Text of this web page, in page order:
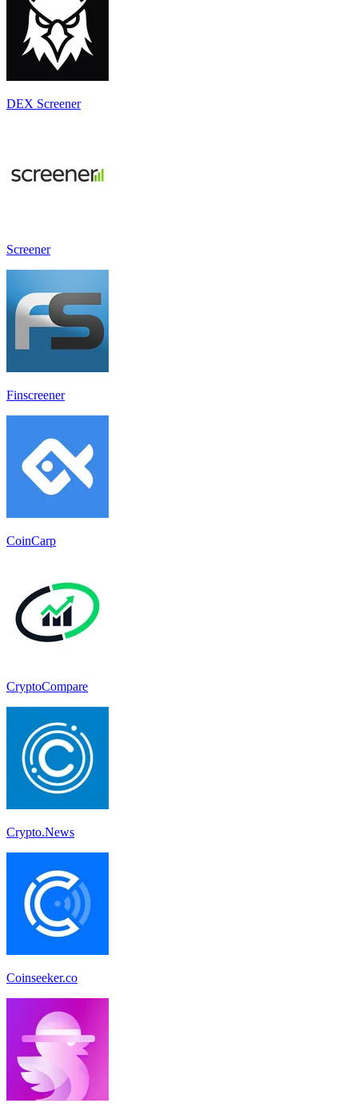
DEX Screener
Screener
Finscreener
CoinCarp
CryptoCompare
Crypto.News
Coinseeker.co